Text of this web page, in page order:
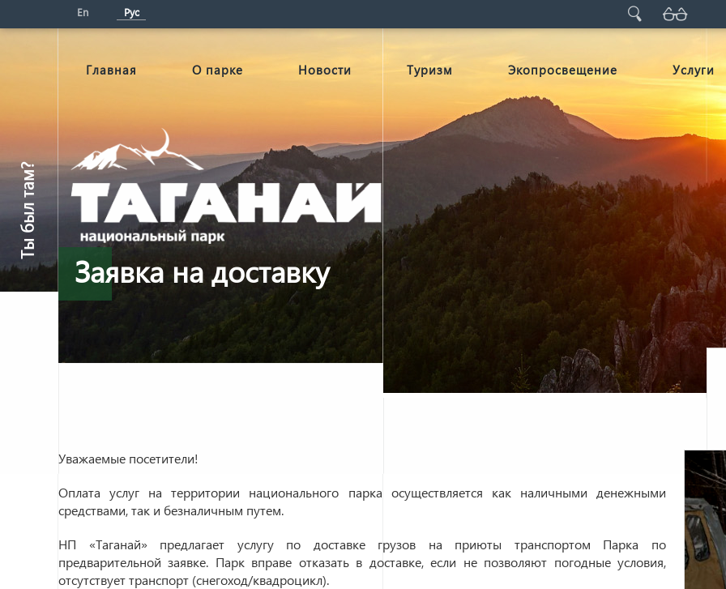
En Рус
Главная О парке Новости Туризм Экопросвещение Услуги
Заявка на доставку
Ты был там?
Уважаемые посетители!
Оплата услуг на территории национального парка осуществляется как наличными денежными
средствами, так и безналичным путем.
НП «Таганай» предлагает услугу по доставке грузов на приюты транспортом Парка по
предварительной заявке. Парк вправе отказать в доставке, если не позволяют погодные условия,
отсутствует транспорт (снегоход/квадроцикл).